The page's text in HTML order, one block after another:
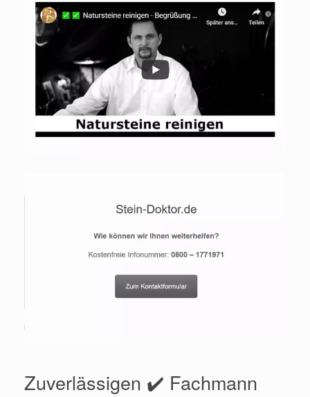
Zuverlässigen ✔️ Fachmann